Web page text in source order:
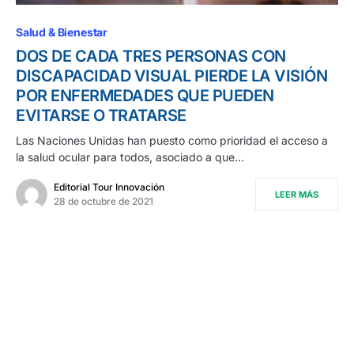
Salud & Bienestar
DOS DE CADA TRES PERSONAS CON
DISCAPACIDAD VISUAL PIERDE LA VISIÓN
POR ENFERMEDADES QUE PUEDEN
EVITARSE O TRATARSE
Las Naciones Unidas han puesto como prioridad el acceso a
la salud ocular para todos, asociado a que…
Editorial Tour Innovación
28 de octubre de 2021
LEER MÁS